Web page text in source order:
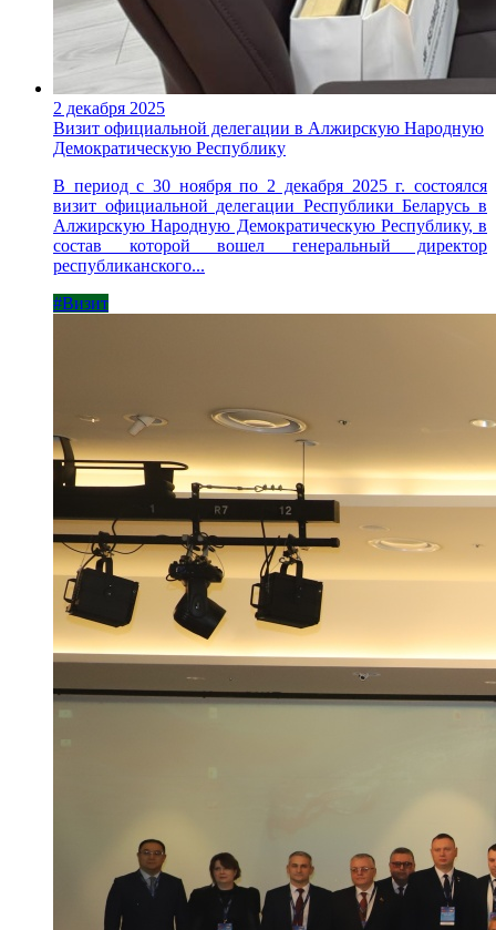
2 декабря 2025
Визит официальной делегации в Алжирскую Народную
Демократическую Республику
В период с 30 ноября по 2 декабря 2025 г. состоялся
визит официальной делегации Республики Беларусь в
Алжирскую Народную Демократическую Республику, в
состав которой вошел генеральный директор
республиканского...
#Визит